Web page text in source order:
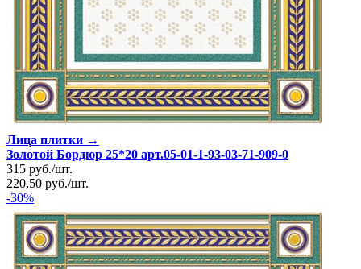
Лица плитки →
Золотой Бордюр 25*20 арт.05-01-1-93-03-71-909-0
315 руб./шт.
220,50 руб./шт.
-30%